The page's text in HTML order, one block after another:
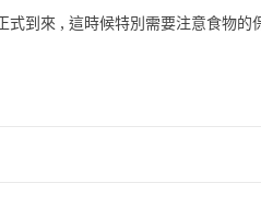
式到來 , 這時候特別需要注意食物